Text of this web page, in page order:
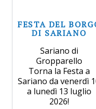
FESTA DEL
DI SARIANO
Sariano di
Gropparello
Torna la Festa a
Sariano da venerdì
a lunedì 13 luglio
2026!